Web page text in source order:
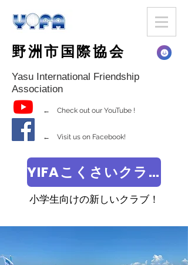
野洲市国際協会
Yasu International Friendship
Association
← Check out our YouTube !
← Visit us on Facebook!
YIFAこくさいクラブ
小学生向けの新しいクラブ！